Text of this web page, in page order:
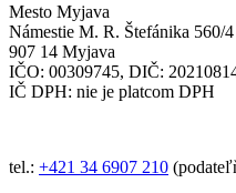
Mesto Myjava
Námestie M. R. Štefánika 560/4
907 14 Myjava
IČO: 00309745, DIČ:
IČ DPH: nie je platcom DPH
tel.: +421 34 6907 210